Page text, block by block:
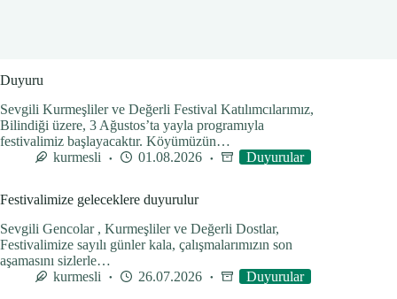
Duyuru
Sevgili Kurmeşliler ve Değerli Festival Katılımcılarımız,
Bilindiği üzere, 3 Ağustos’ta yayla programıyla
festivalimiz başlayacaktır. Köyümüzün…
kurmesli
01.08.2026 Duyurular
Festivalimize geleceklere duyurulur
Sevgili Gencolar , Kurmeşliler ve Değerli Dostlar,
Festivalimize sayılı günler kala, çalışmalarımızın son
aşamasını sizlerle…
kurmesli
26.07.2026 Duyurular